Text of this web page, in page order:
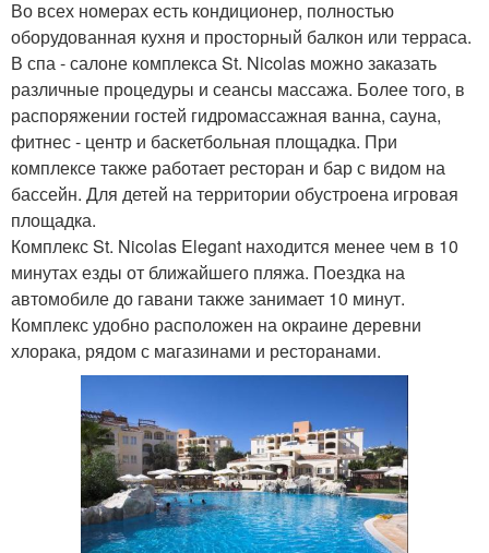
Во всех номерах есть кондиционер, полностью
оборудованная кухня и просторный балкон или терраса.
В спа - салоне комплекса St. Nicolas можно заказать
различные процедуры и сеансы массажа. Более того, в
распоряжении гостей гидромассажная ванна, сауна,
фитнес - центр и баскетбольная площадка. При
комплексе также работает ресторан и бар с видом на
бассейн. Для детей на территории обустроена игровая
площадка.
Комплекс St. Nicolas Elegant находится менее чем в 10
минутах езды от ближайшего пляжа. Поездка на
автомобиле до гавани также занимает 10 минут.
Комплекс удобно расположен на окраине деревни
хлорака, рядом с магазинами и ресторанами.